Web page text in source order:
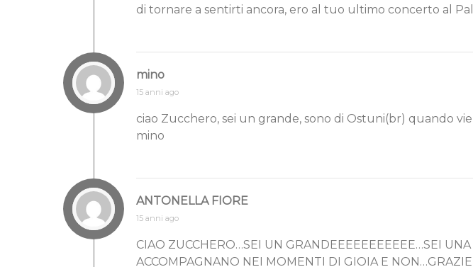
di tornare a sentirti ancora, ero al tuo ultimo concerto al
mino
15 anni ago
ciao Zucchero, sei un grande, sono di Ostuni(br) quando
mino
ANTONELLA FIORE
15 anni ago
CIAO ZUCCHERO…SEI UN GRANDEEEEEEEEEEE…SEI
ACCOMPAGNANO NEI MOMENTI DI GIOIA E